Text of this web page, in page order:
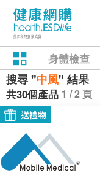
身體檢查
搜尋 "中風" 結果
共30個產品 1 / 2 頁
送禮物